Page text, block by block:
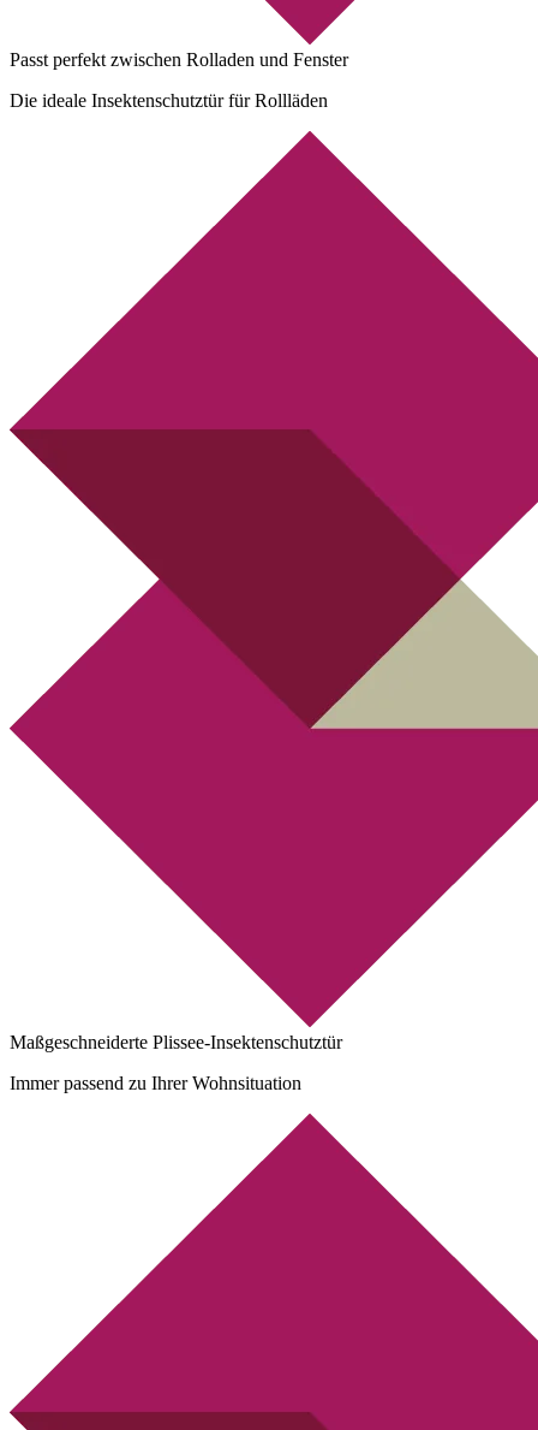
Passt perfekt zwischen Rolladen und Fenster
Die ideale Insektenschutztür für Rollläden
Maßgeschneiderte Plissee-Insektenschutztür
Immer passend zu Ihrer Wohnsituation